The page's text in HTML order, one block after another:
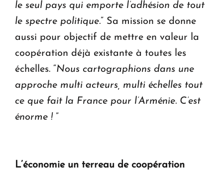
le seul pays qui emporte l’adhésion de tout
le spectre politique.” Sa mission se donne
aussi pour objectif de mettre en valeur la
coopération déjà existante à toutes les
échelles. “Nous cartographions dans une
approche multi acteurs, multi échelles tout
ce que fait la France pour l’Arménie. C’est
énorme ! ”
L’économie un terreau de coopération